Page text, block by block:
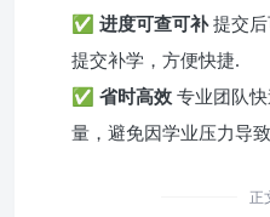
✅ 进度可查可补提交
提交补学，方便快捷.
✅ 省时高效 专业团队
量，避免因学业压力导致
正